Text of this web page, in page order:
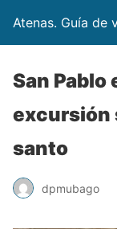
Atenas. Guía de
San Pablo
excursión
santo
dpmubago